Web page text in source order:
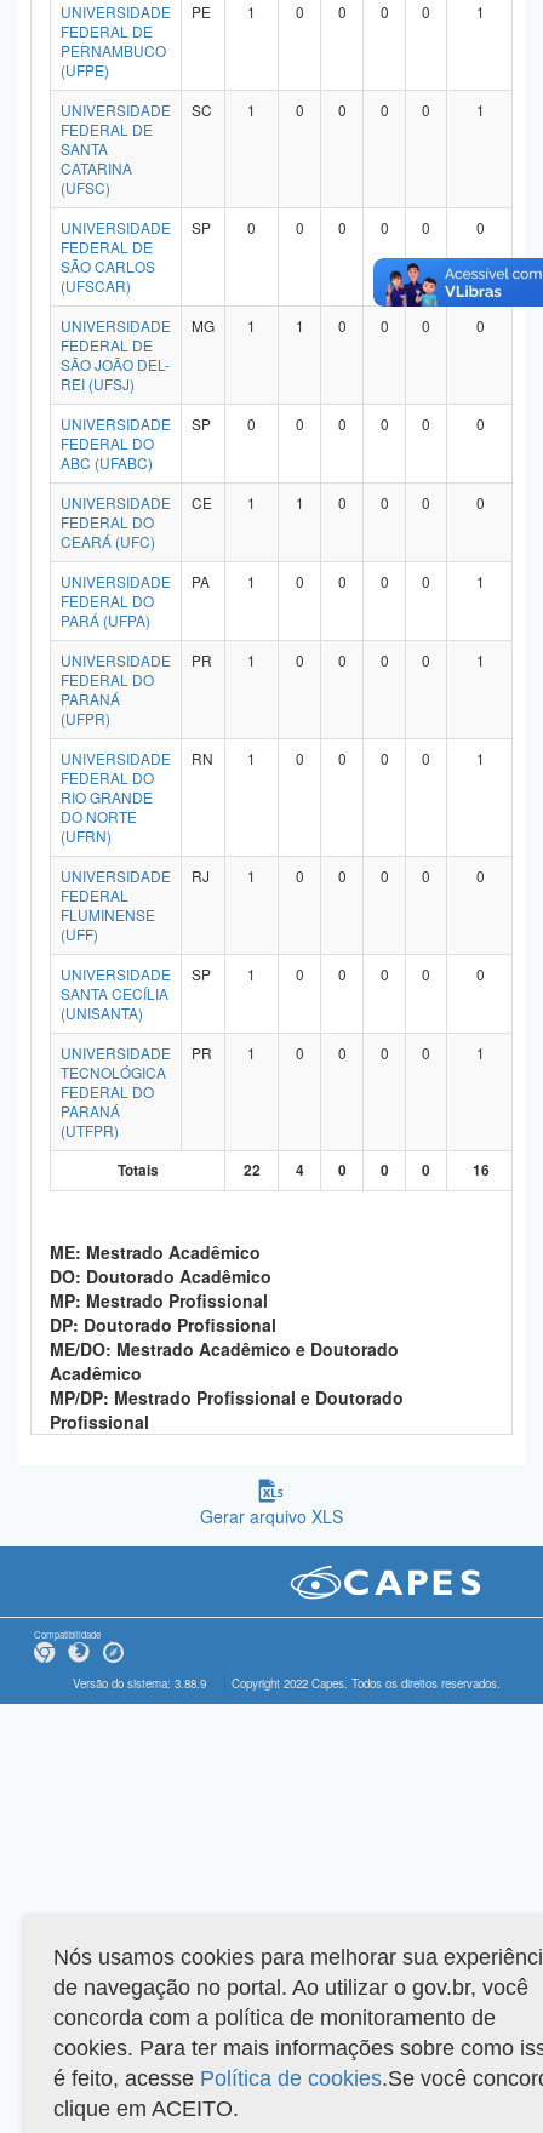
UNIVERSIDADE
FEDERAL DE
PERNAMBUCO
(UFPE)
PE 1 0 0 0 0 1
UNIVERSIDADE
FEDERAL DE
SANTA
CATARINA
(UFSC)
SC 1 0 0 0 0 1
UNIVERSIDADE
FEDERAL DE
SÃO CARLOS
(UFSCAR)
SP 0 0 0 0 0 0
UNIVERSIDADE
FEDERAL DE
SÃO JOÃO DEL-
REI (UFSJ)
MG 1 1 0 0 0 0
UNIVERSIDADE
FEDERAL DO
ABC (UFABC)
SP 0 0 0 0 0 0
UNIVERSIDADE
FEDERAL DO
CEARÁ (UFC)
CE 1 1 0 0 0 0
UNIVERSIDADE
FEDERAL DO
PARÁ (UFPA)
PA 1 0 0 0 0 1
UNIVERSIDADE
FEDERAL DO
PARANÁ
(UFPR)
PR 1 0 0 0 0 1
UNIVERSIDADE
FEDERAL DO
RIO GRANDE
DO NORTE
(UFRN)
RN 1 0 0 0 0 1
UNIVERSIDADE
FEDERAL
FLUMINENSE
(UFF)
RJ 1 0 0 0 0 0
UNIVERSIDADE
SANTA CECÍLIA
(UNISANTA)
SP 1 0 0 0 0 0
UNIVERSIDADE
TECNOLÓGICA
FEDERAL DO
PARANÁ
(UTFPR)
PR 1 0 0 0 0 1
Totais 22 4 0 0 0 16
ME: Mestrado Acadêmico
DO: Doutorado Acadêmico
MP: Mestrado Profissional
DP: Doutorado Profissional
ME/DO: Mestrado Acadêmico e Doutorado
Acadêmico
MP/DP: Mestrado Profissional e Doutorado
Profissional
Gerar arquivo XLS
Compatibilidade
Versão do sistema: 3.88.9 Copyright 2022 Capes. Todos os direitos reservados.
Nós usamos cookies para melhorar sua
de navegação no portal. Ao utilizar o gov.br, você
concorda com a política de monitoramento de
cookies. Para ter mais informações sobre como
é feito, acesse Política de cookies.Se você
clique em ACEITO.